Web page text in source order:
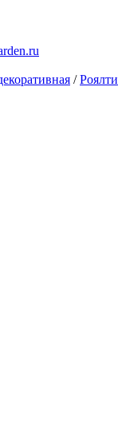
/Роялти